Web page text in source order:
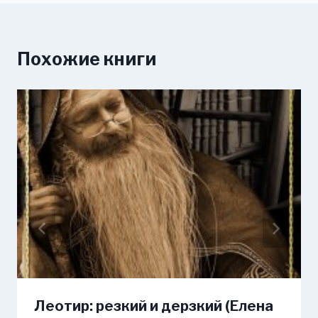
Похожие книги
Леотир: резкий и дерзкий (Елена